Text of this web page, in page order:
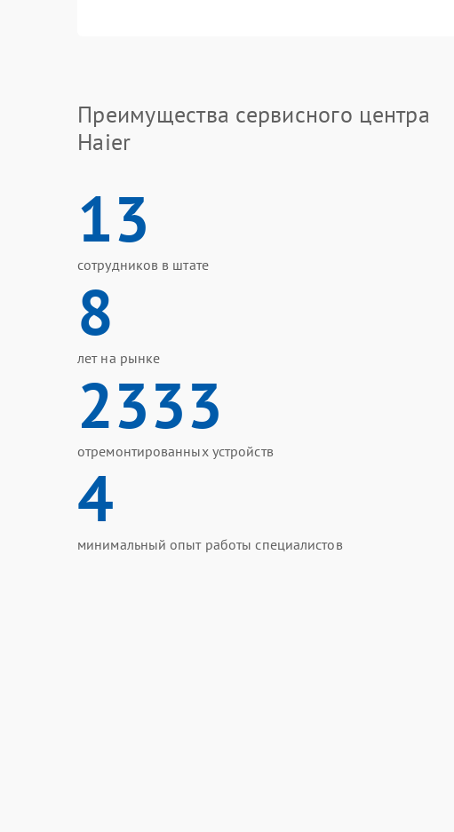
Преимущества сервисного центра
Haier
13
сотрудников в штате
8
лет на рынке
2333
отремонтированных устройств
4
минимальный опыт работы специалистов